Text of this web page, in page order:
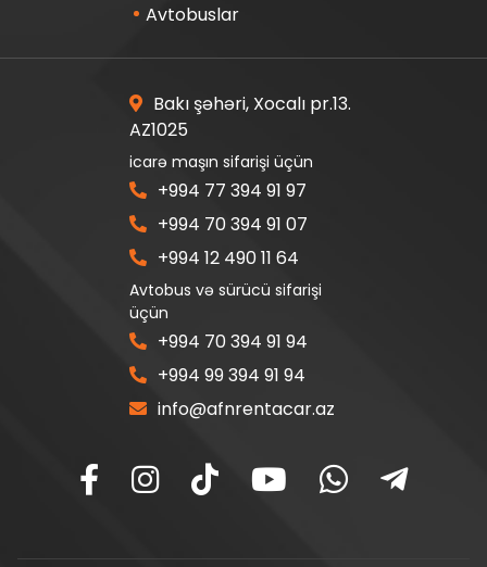
Avtobuslar
Bakı şəhəri, Xocalı pr.13.
AZ1025
icarə maşın sifarişi üçün
+994 77 394 91 97
+994 70 394 91 07
+994 12 490 11 64
Avtobus və sürücü sifarişi
üçün
+994 70 394 91 94
+994 99 394 91 94
info@afnrentacar.az